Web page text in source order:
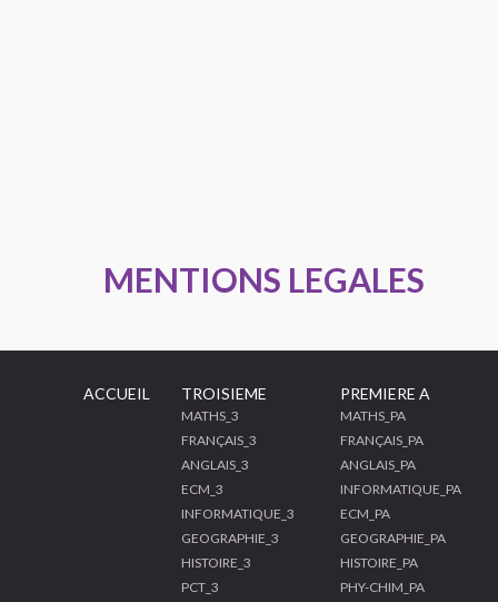
MENTIONS LEGALES
ACCUEIL TROISIEME
MATHS_3
FRANÇAIS_3
ANGLAIS_3
ECM_3
INFORMATIQUE_3
GEOGRAPHIE_3
HISTOIRE_3
PCT_3
PREMIERE A
MATHS_PA
FRANÇAIS_PA
ANGLAIS_PA
INFORMATIQUE_PA
ECM_PA
GEOGRAPHIE_PA
HISTOIRE_PA
PHY-CHIM_PA